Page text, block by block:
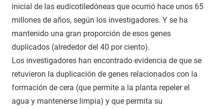
inicial de las eudicotiledóneas que ocurrió hace unos 65
millones de años, según los investigadores. Y se ha
mantenido una gran proporción de esos genes
duplicados (alrededor del 40 por ciento).
Los investigadores han encontrado evidencia de que se
retuvieron la duplicación de genes relacionados con la
formación de cera (que permite a la planta repeler el
agua y mantenerse limpia) y que permita su